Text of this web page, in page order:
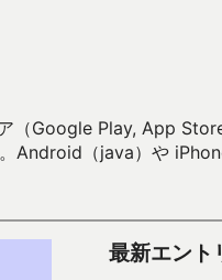
（Google Play, App
Android（java）や
最新エント